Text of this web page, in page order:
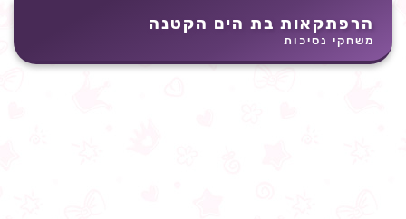
הרפתקאות בת הים הקטנה
משחקי נסיכות